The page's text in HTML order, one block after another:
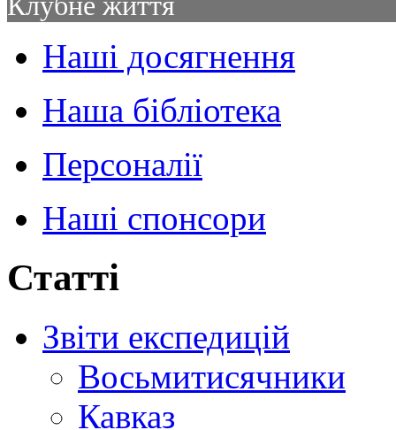
Наші досягнення
Наша бібліотека
Персоналії
Наші спонсори
Статті
Звіти експедицій
Восьмитисячники
Кавказ